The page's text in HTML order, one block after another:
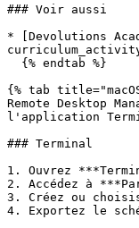
### Voir aussi
* [Devolutions
{% tab
Remote Desktop
l'application
### Terminal
1. Ouvrez
2. Accédez à
3. Créez ou
4. Exportez le